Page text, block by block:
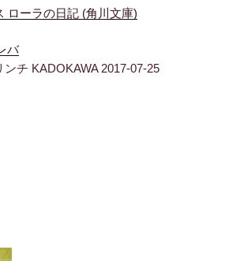
ローラの日記 (角川文庫)
バ
チ KADOKAWA 2017-07-25